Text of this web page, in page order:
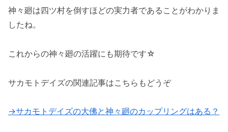
神々廻は四ツ村を倒すほどの実力者であることがわかりま
したね。
これからの神々廻の活躍にも期待です☆
サカモトデイズの関連記事はこちらもどうぞ
→サカモトデイズの大佛と神々廻のカップリングはある？